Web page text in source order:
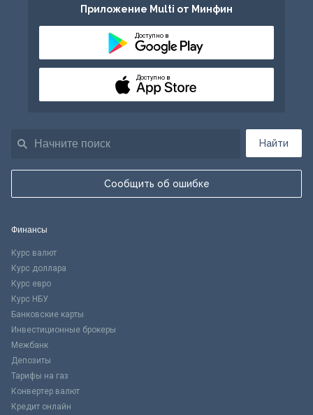
Найти
Сообщить об ошибке
Приложение Multi от Минфин
Доступно в
Доступно в
Финансы
Курс валют
Курс доллара
Курс евро
Курс НБУ
Банковские карты
Инвестиционные брокеры
Межбанк
Депозиты
Тарифы на газ
Конвертер валют
Кредит онлайн